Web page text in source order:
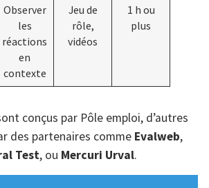
Observer
les
réactions
en
contexte
Jeu de
rôle,
vidéos
1 h ou
plus
conçus par Pôle emploi, d’autres
des partenaires comme Evalweb,
Test, ou Mercuri Urval.